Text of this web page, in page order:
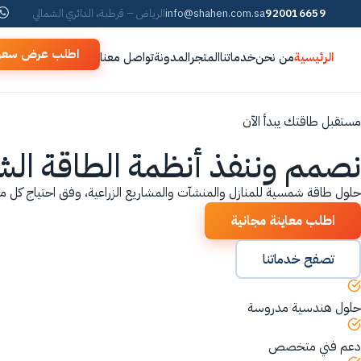
920016659
info@shahen.com.saالرياض – قرطبة، الدائري الشمالي
الرئيسيةمن نحنخدماتناالمتجرالمدونةتواصل معنا اطلب عرض
مستقبل طاقتك يبدأ الآن
نصمم وننفذ أنظمة الطاقة
حلول طاقة شمسية للمنازل والمنشآت والمشاريع الزراعية، وفق احتياج
اطلب معاينة مجانية
تصفح خدماتنا
حلول هندسية مدروسة
دعم فني متخصص